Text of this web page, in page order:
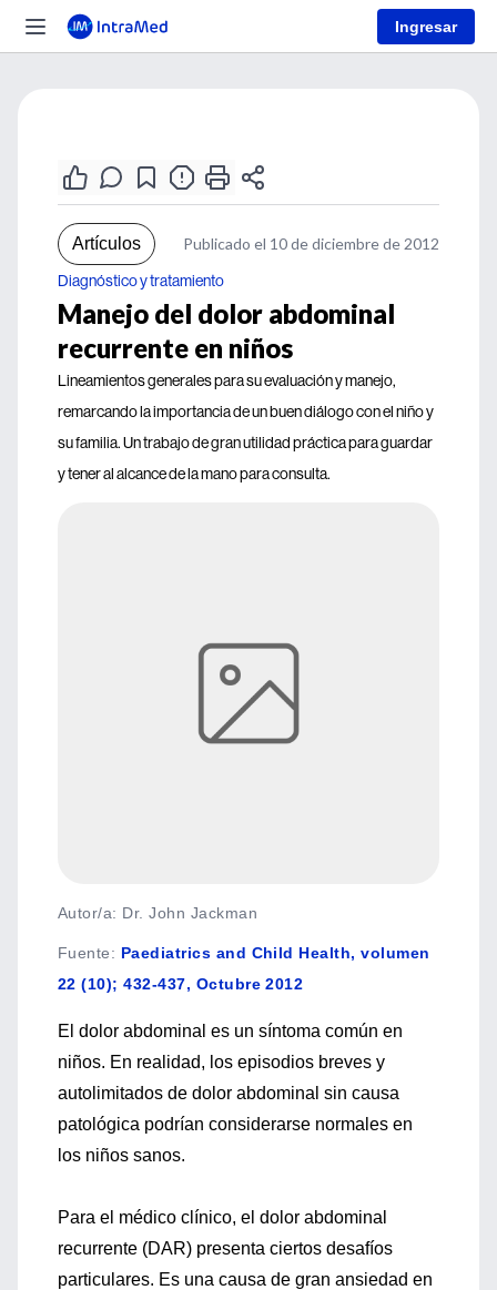
Ingresar
Artículos Publicado el 10 de diciembre de 2012
Diagnóstico y tratamiento
Manejo del dolor abdominal
recurrente en niños
Lineamientos generales para su evaluación y manejo,
remarcando la importancia de un buen diálogo con el niño y
su familia. Un trabajo de gran utilidad práctica para guardar
y tener al alcance de la mano para consulta.
Autor/a: Dr. John Jackman
Fuente: Paediatrics and Child Health, volumen
22 (10); 432-437, Octubre 2012
El dolor abdominal es un síntoma común en
niños. En realidad, los episodios breves y
autolimitados de dolor abdominal sin causa
patológica podrían considerarse normales en
los niños sanos.
Para el médico clínico, el dolor abdominal
recurrente (DAR) presenta ciertos desafíos
particulares. Es una causa de gran ansiedad en